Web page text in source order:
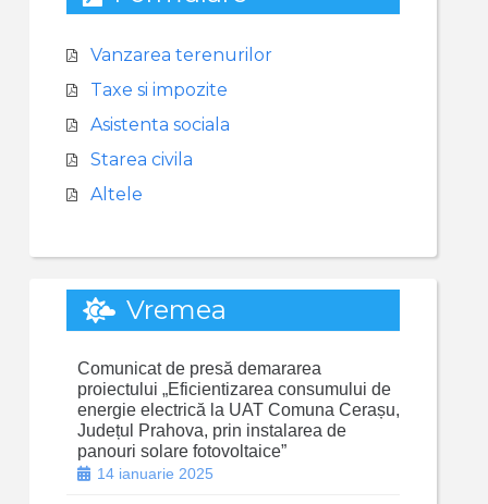
Vanzarea terenurilor
Taxe si impozite
Asistenta sociala
Starea civila
Altele
Vremea
Comunicat de presă demararea
proiectului „Eficientizarea consumului de
energie electrică la UAT Comuna Cerașu,
Județul Prahova, prin instalarea de
panouri solare fotovoltaice”
14 ianuarie 2025